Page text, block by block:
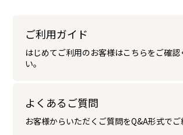
ご利用ガイド
はじめてご利用のお客様はこちらをご確認
い。
よくあるご質問
お客様からいただくご質問をQ&A形式でご